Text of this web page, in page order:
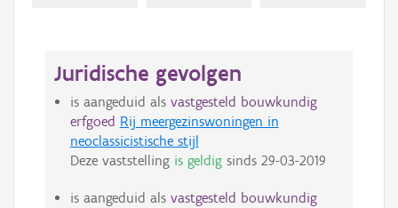
Juridische gevolgen
is aangeduid als vastgesteld bouwkundig
erfgoed Rij meergezinswoningen in
neoclassicistische stijl
Deze vaststelling is geldigsinds 29-03-2019
is aangeduid als vastgesteld bouwkundig